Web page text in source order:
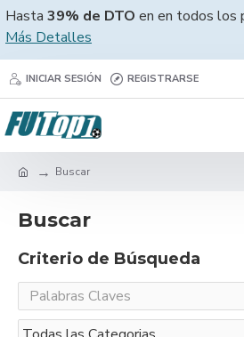
Hasta 39% de DTO en en todos los
Más Detalles
INICIAR SESIÓN REGISTRARSE
Buscar
Buscar
Criterio de Búsqueda